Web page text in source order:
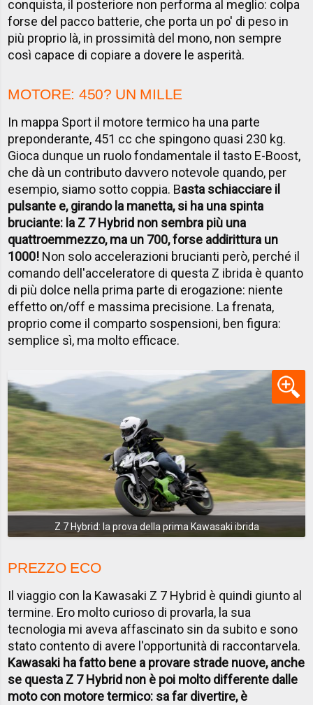
conquista, il posteriore non performa al meglio: colpa
forse del pacco batterie, che porta un po' di peso in
più proprio là, in prossimità del mono, non sempre
così capace di copiare a dovere le asperità.
MOTORE: 450? UN MILLE
In mappa Sport il motore termico ha una parte
preponderante, 451 cc che spingono quasi 230 kg.
Gioca dunque un ruolo fondamentale il tasto E-Boost,
che dà un contributo davvero notevole quando, per
esempio, siamo sotto coppia. Basta schiacciare il
pulsante e, girando la manetta, si ha una spinta
bruciante: la Z 7 Hybrid non sembra più una
quattroemmezzo, ma un 700, forse addirittura un
1000! Non solo accelerazioni brucianti però, perché il
comando dell'acceleratore di questa Z ibrida è quanto
di più dolce nella prima parte di erogazione: niente
effetto on/off e massima precisione. La frenata,
proprio come il comparto sospensioni, ben figura:
semplice sì, ma molto efficace.
Z 7 Hybrid: la prova della prima Kawasaki ibrida
PREZZO ECO
Il viaggio con la Kawasaki Z 7 Hybrid è quindi giunto al
termine. Ero molto curioso di provarla, la sua
tecnologia mi aveva affascinato sin da subito e sono
stato contento di avere l'opportunità di raccontarvela.
Kawasaki ha fatto bene a provare strade nuove, anche
se questa Z 7 Hybrid non è poi molto differente dalle
moto con motore termico: sa far divertire, è